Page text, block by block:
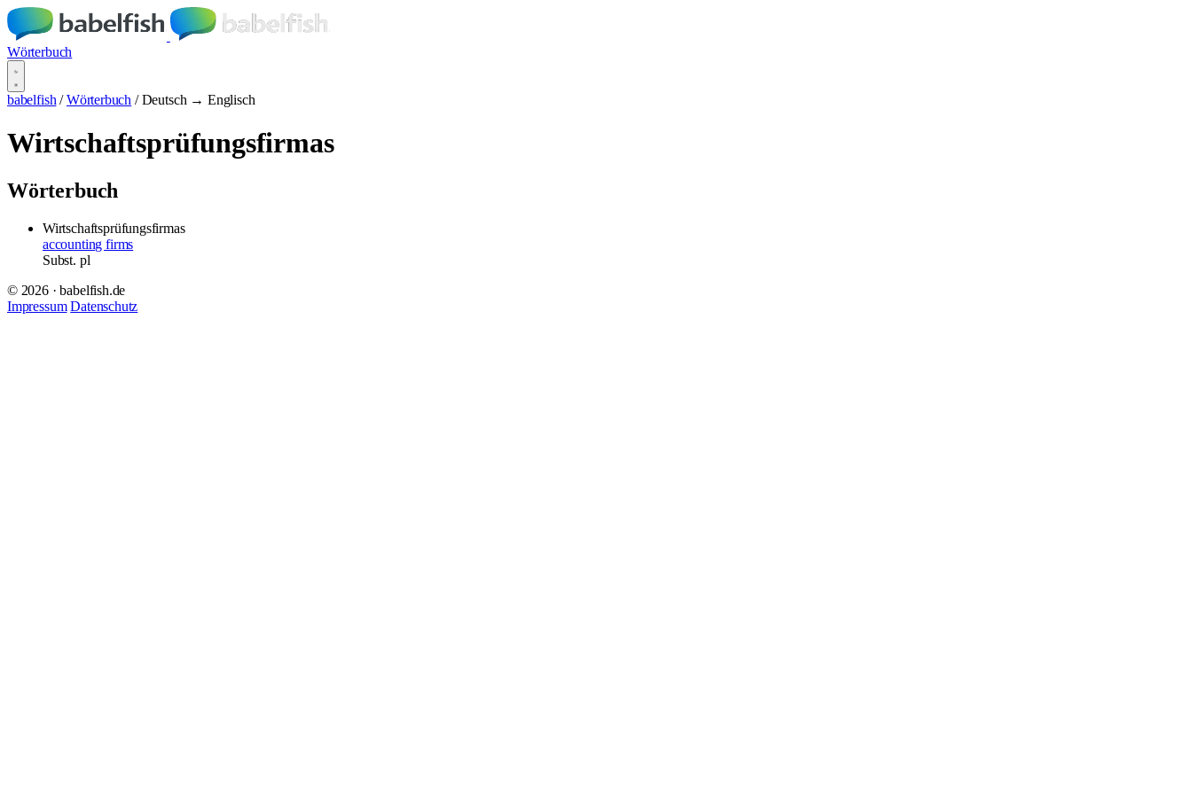
Wörterbuch
babelfish / Wörterbuch / Deutsch → Englisch
Wirtschaftsprüfungsfirmas
Wörterbuch
Wirtschaftsprüfungsfirmas
accounting firms
Subst. pl
© 2026 · babelfish.de
Impressum Datenschutz